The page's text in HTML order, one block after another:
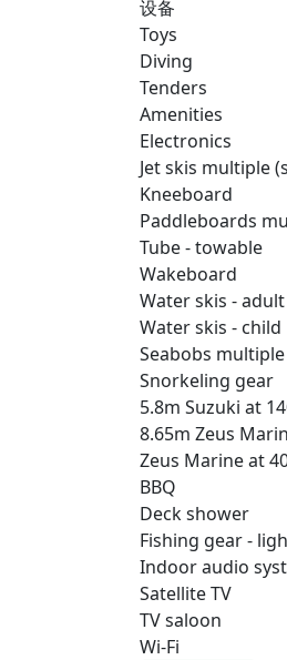
设备
Toys
Diving
Tenders
Amenities
Electronics
Jet skis multiple
Kneeboard
Paddleboards
Tube - towable
Wakeboard
Water skis - adult
Water skis - child
Seabobs multiple
Snorkeling gear
5.8m Suzuki at
8.65m Zeus
Zeus Marine at
BBQ
Deck shower
Fishing gear -
Indoor audio
Satellite TV
TV saloon
Wi-Fi